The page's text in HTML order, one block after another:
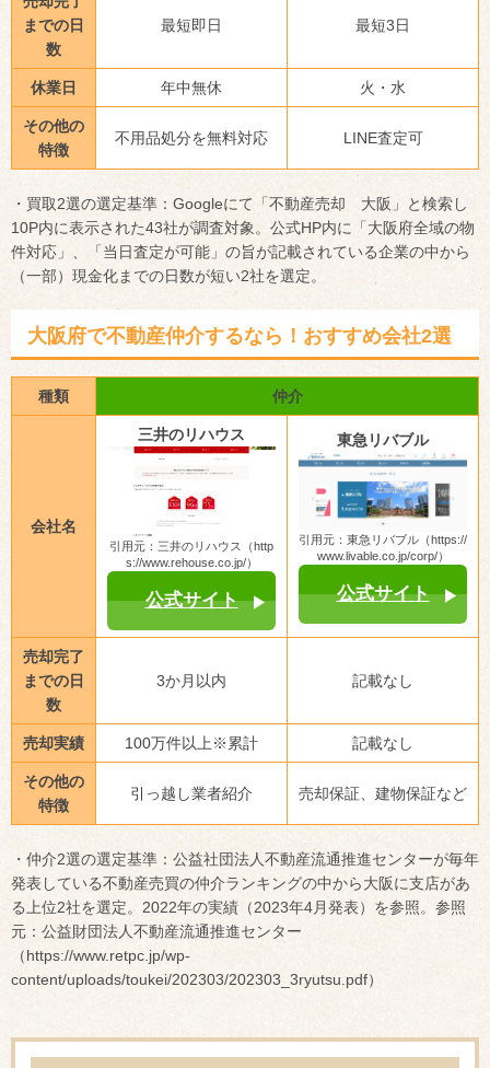
までの日
数
最短即日 最短3日
休業日 年中無休 火・水
その他の
特徴
不用品処分を無料対応 LINE査定可
・買取2選の選定基準：Googleにて「不動産売却 大阪」と検索し
10P内に表示された43社が調査対象。公式HP内に「大阪府全域の物
件対応」、「当日査定が可能」の旨が記載されている企業の中から
（一部）現金化までの日数が短い2社を選定。
大阪府で不動産仲介するなら！おすすめ会社2選
種類 仲介
会社名
三井のリハウス
引用元：三井のリハウス（http
s://www.rehouse.co.jp/）
公式サイト
東急リバブル
引用元：東急リバブル（https://
www.livable.co.jp/corp/）
公式サイト
売却完了
までの日
数
3か月以内 記載なし
売却実績 100万件以上※累計 記載なし
その他の
特徴
引っ越し業者紹介 売却保証、建物保証など
・仲介2選の選定基準：公益社団法人不動産流通推進センターが毎年
発表している不動産売買の仲介ランキングの中から大阪に支店があ
る上位2社を選定。2022年の実績（2023年4月発表）を参照。参照
元：公益財団法人不動産流通推進センター
（https://www.retpc.jp/wp-
content/uploads/toukei/202303/202303_3ryutsu.pdf）